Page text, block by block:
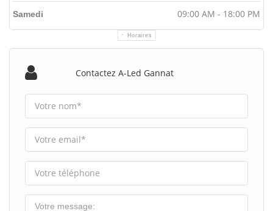
Horaires
Samedi 09:00 AM - 18:00 PM
Contactez A-Led Gannat